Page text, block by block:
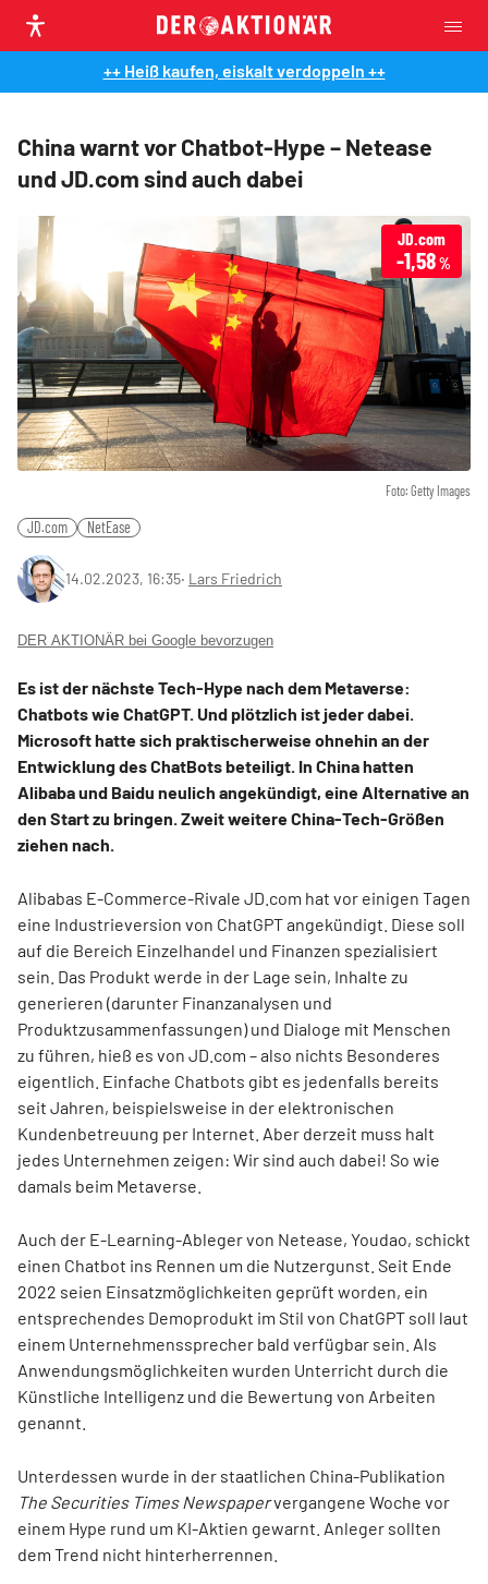
++ Heiß kaufen, eiskalt verdoppeln ++
China warnt vor Chatbot-Hype – Netease
und JD.com sind auch dabei
Foto: Getty Images
JD.com
-1,58%
JD.com NetEase
14.02.2023, 16:35‧ Lars Friedrich
DER AKTIONÄR bei Google bevorzugen
Es ist der nächste Tech-Hype nach dem Metaverse:
Chatbots wie ChatGPT. Und plötzlich ist jeder dabei.
Microsoft hatte sich praktischerweise ohnehin an der
Entwicklung des ChatBots beteiligt. In China hatten
Alibaba und Baidu neulich angekündigt, eine Alternative an
den Start zu bringen. Zweit weitere China-Tech-Größen
ziehen nach.
Alibabas E-Commerce-Rivale JD.com hat vor einigen Tagen
eine Industrieversion von ChatGPT angekündigt. Diese soll
auf die Bereich Einzelhandel und Finanzen spezialisiert
sein. Das Produkt werde in der Lage sein, Inhalte zu
generieren (darunter Finanzanalysen und
Produktzusammenfassungen) und Dialoge mit Menschen
zu führen, hieß es von JD.com – also nichts Besonderes
eigentlich. Einfache Chatbots gibt es jedenfalls bereits
seit Jahren, beispielsweise in der elektronischen
Kundenbetreuung per Internet. Aber derzeit muss halt
jedes Unternehmen zeigen: Wir sind auch dabei! So wie
damals beim Metaverse.
Auch der E-Learning-Ableger von Netease, Youdao, schickt
einen Chatbot ins Rennen um die Nutzergunst. Seit Ende
2022 seien Einsatzmöglichkeiten geprüft worden, ein
entsprechendes Demoprodukt im Stil von ChatGPT soll laut
einem Unternehmenssprecher bald verfügbar sein. Als
Anwendungsmöglichkeiten wurden Unterricht durch die
Künstliche Intelligenz und die Bewertung von Arbeiten
genannt.
Unterdessen wurde in der staatlichen China-Publikation
The Securities Times Newspapervergangene Woche vor
einem Hype rund um KI-Aktien gewarnt. Anleger sollten
dem Trend nicht hinterherrennen.